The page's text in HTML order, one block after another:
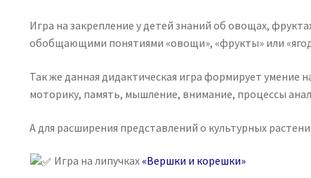
Игра на закрепление у детей знаний об овощах,
обобщающими понятиями «овощи», «фрукты» или
Так же данная дидактическая игра формирует умение
моторику, память, мышление, внимание, процессы
А для расширения представлений о культурных
Игра на липучках «Вершки и корешки»